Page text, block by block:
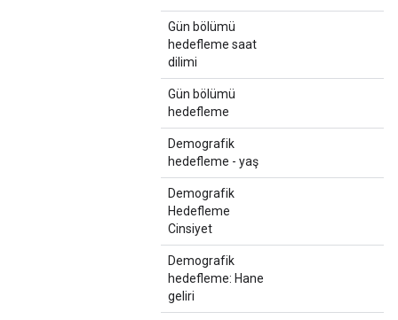
Gün bölümü
hedefleme saat
dilimi
Gün bölümü
hedefleme
Demografik
hedefleme - yaş
Demografik
Hedefleme
Cinsiyet
Demografik
hedefleme: Hane
geliri